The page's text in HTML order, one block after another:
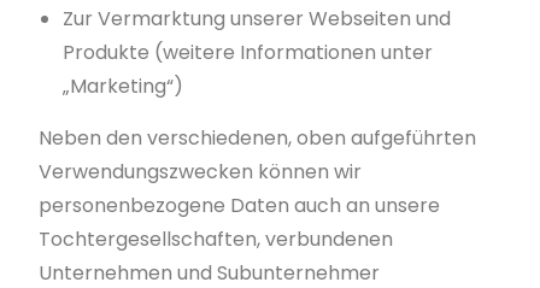
Zur Vermarktung unserer Webseiten und
Produkte (weitere Informationen unter
„Marketing“)
Neben den verschiedenen, oben aufgeführten
Verwendungszwecken können wir
personenbezogene Daten auch an unsere
Tochtergesellschaften, verbundenen
Unternehmen und Subunternehmer